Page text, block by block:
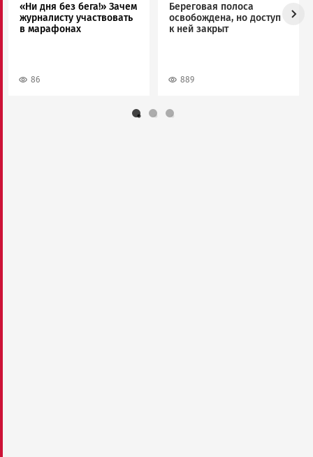
«Ни дня без бега!» Зачем
журналисту участвовать
в марафонах
86
Береговая полоса
освобождена, но доступ
к ней закрыт
889